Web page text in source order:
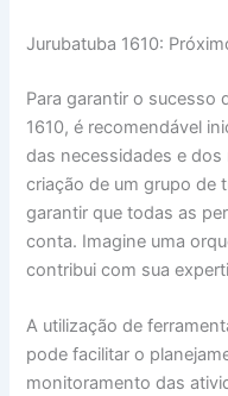
Jurubatuba 1610:
Para garantir o sucesso
1610, é recomendável
das necessidades e
criação de um grupo de
garantir que todas as
conta. Imagine uma
contribui com sua
A utilização de
pode facilitar o
monitoramento das